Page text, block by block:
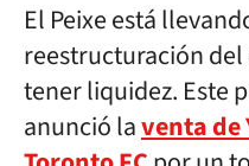
El Peixe está
reestructuración
tener liquidez. Este
anunció laventa de